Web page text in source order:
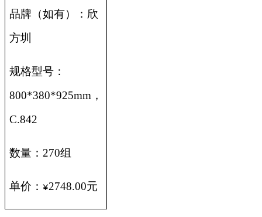
品牌（如有）：欣
方圳
规格型号：
800*380*925mm，
C.842
数量：270组
单价： ¥2748.00元